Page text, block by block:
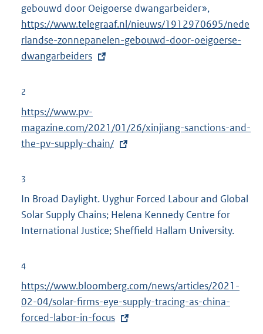
gebouwd door Oeigoerse dwangarbeider»,
x
t
i
https://www.telegraaf.nl/nieuws/1912970695/nede
rlandse-zonnepanelen-gebouwd-door-oeigoerse-
dwangarbeiders
2
E
x
t
r
e
l
i
k
:
https://www.pv-
magazine.com/2021/01/26/xinjiang-sanctions-and-
the-pv-supply-chain/
3
In Broad Daylight. Uyghur Forced Labour and Global
Solar Supply Chains; Helena Kennedy Centre for
International Justice; Sheffield Hallam University.
4
E
x
t
https://www.bloomberg.com/news/articles/2021-
02-04/solar-firms-eye-supply-tracing-as-china-
forced-labor-in-focus